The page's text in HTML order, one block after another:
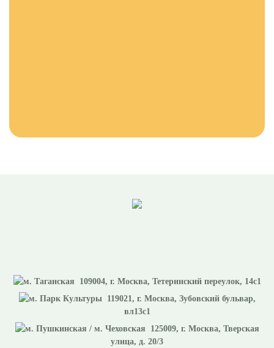
109004, г. Москва, Тетеринский переулок, 14с1
119021, г. Москва, Зубовский бульвар,
вл13с1
125009, г. Москва, Тверская
улица, д. 20/3